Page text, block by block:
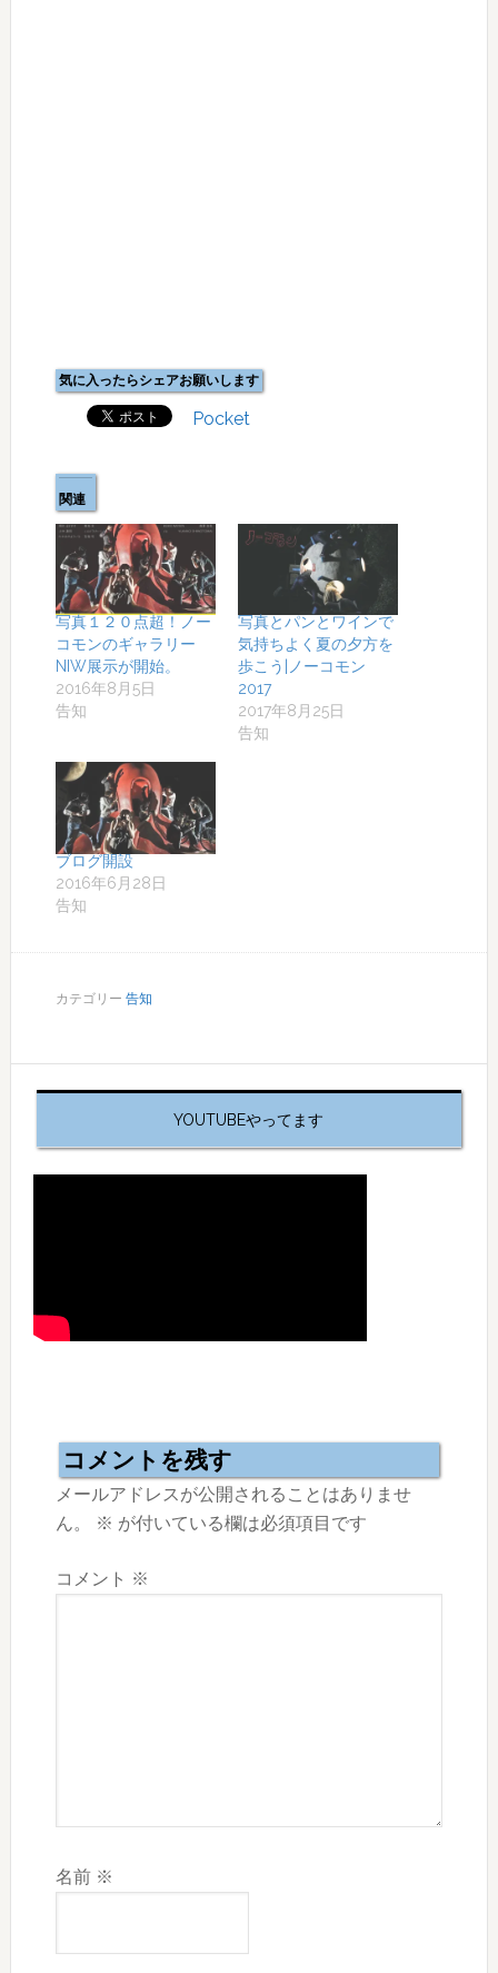
気に入ったらシェアお願いします
Pocket
関連
写真１２０点超！ノー
コモンのギャラリー
NIW展示が開始。
2016年8月5日
告知
写真とパンとワインで
気持ちよく夏の夕方を
歩こう|ノーコモン
2017
2017年8月25日
告知
ブログ開設
2016年6月28日
告知
カテゴリー 告知
YOUTUBEやってます
Interactions
コメントを残す
メールアドレスが公開されることはありませ
ん。
※ が付いている欄は必須項目です
コメント ※
名前 ※